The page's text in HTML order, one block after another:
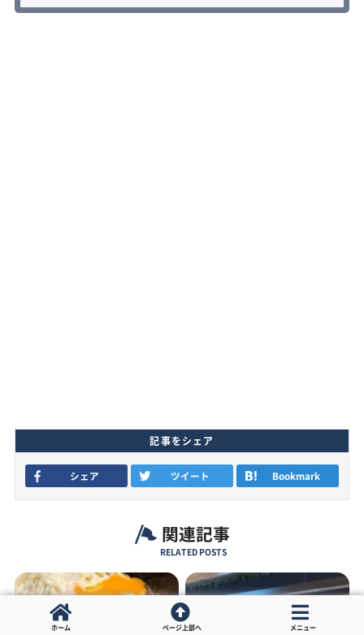
記事をシェア
シェア ツイート Bookmark
関連記事
RELATED POSTS
ホーム ページ上部へ メニュー